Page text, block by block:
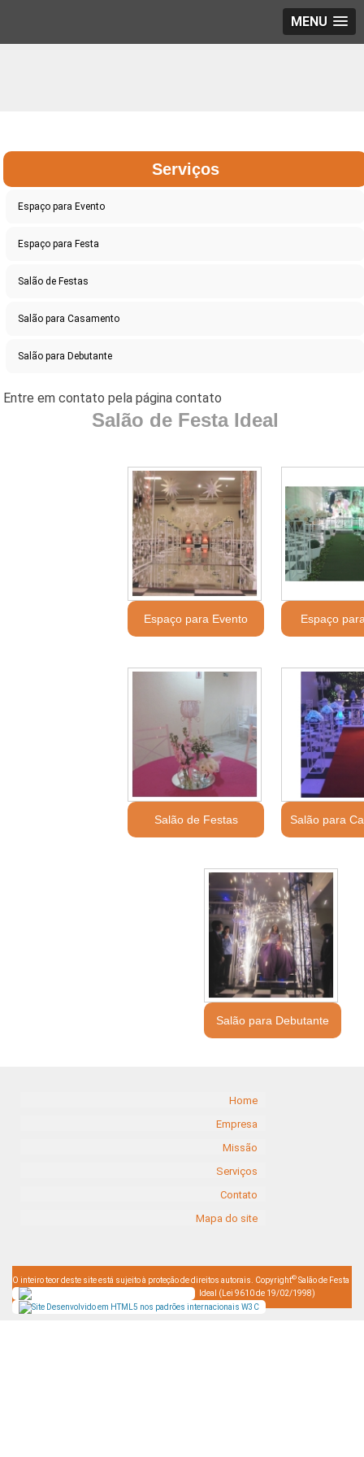
MENU
Serviços
Espaço para Evento
Espaço para Festa
Salão de Festas
Salão para Casamento
Salão para Debutante
Salão de Festa Ideal
Espaço para Evento Espaço
Salão de Festas Salão para
Salão para Debutante
Home
Empresa
Missão
Serviços
Contato
Mapa do site
O inteiro teor deste site está sujeito à proteção de direitos autorais. Copyright© Salão de Festa
Ideal (Lei 9610 de 19/02/1998)